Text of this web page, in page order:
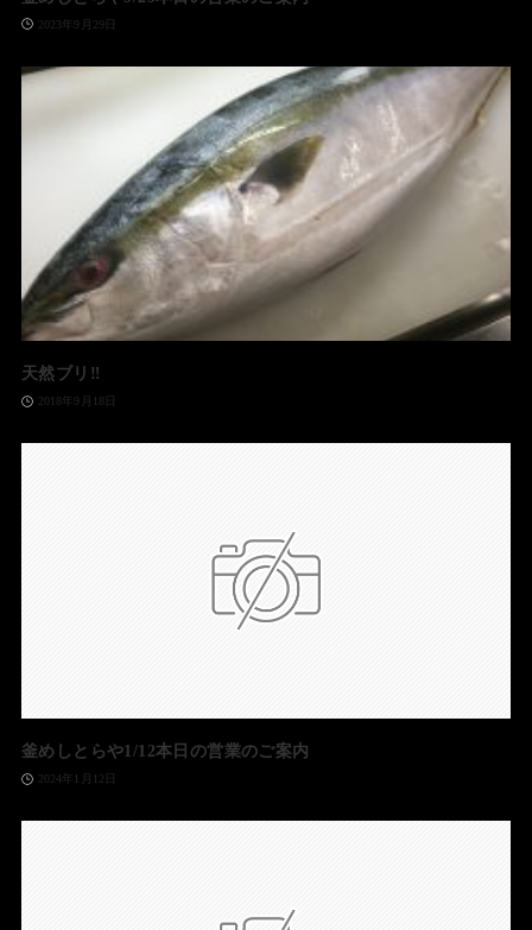
2023年9月29日
天然ブリ‼️
2018年9月18日
釜めしとらや1/12本日の営業のご案内
2024年1月12日